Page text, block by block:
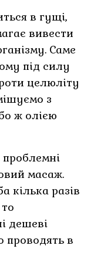
в гущі,
вивести
Саме
під силу
целюліту
з
ж олією
масаж.
кілька разів
дешеві
проводять в